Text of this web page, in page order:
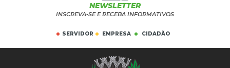
NEWSLETTER
INSCREVA-SE E RECEBA INFORMATIVOS
SERVIDOR EMPRESA CIDADÃO